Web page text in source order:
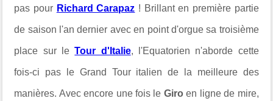
pas pour Richard Carapaz ! Brillant en première partie
de saison l'an dernier avec en point d'orgue sa troisième
place sur leTour d'Italie, l'Equatorien n'aborde cette
fois-ci pas le Grand Tour italien de la meilleure des
manières. Avec encore une fois le Giro en ligne de mire,